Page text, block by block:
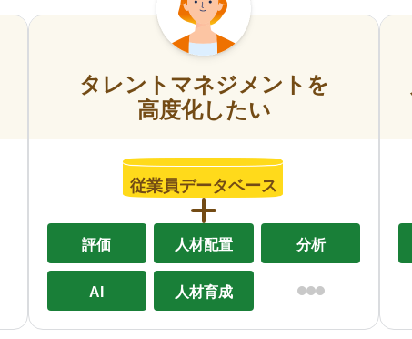
タレントマネジメントを
高度化したい
従業員データベース
評価 人材配置 分析
AI 人材育成